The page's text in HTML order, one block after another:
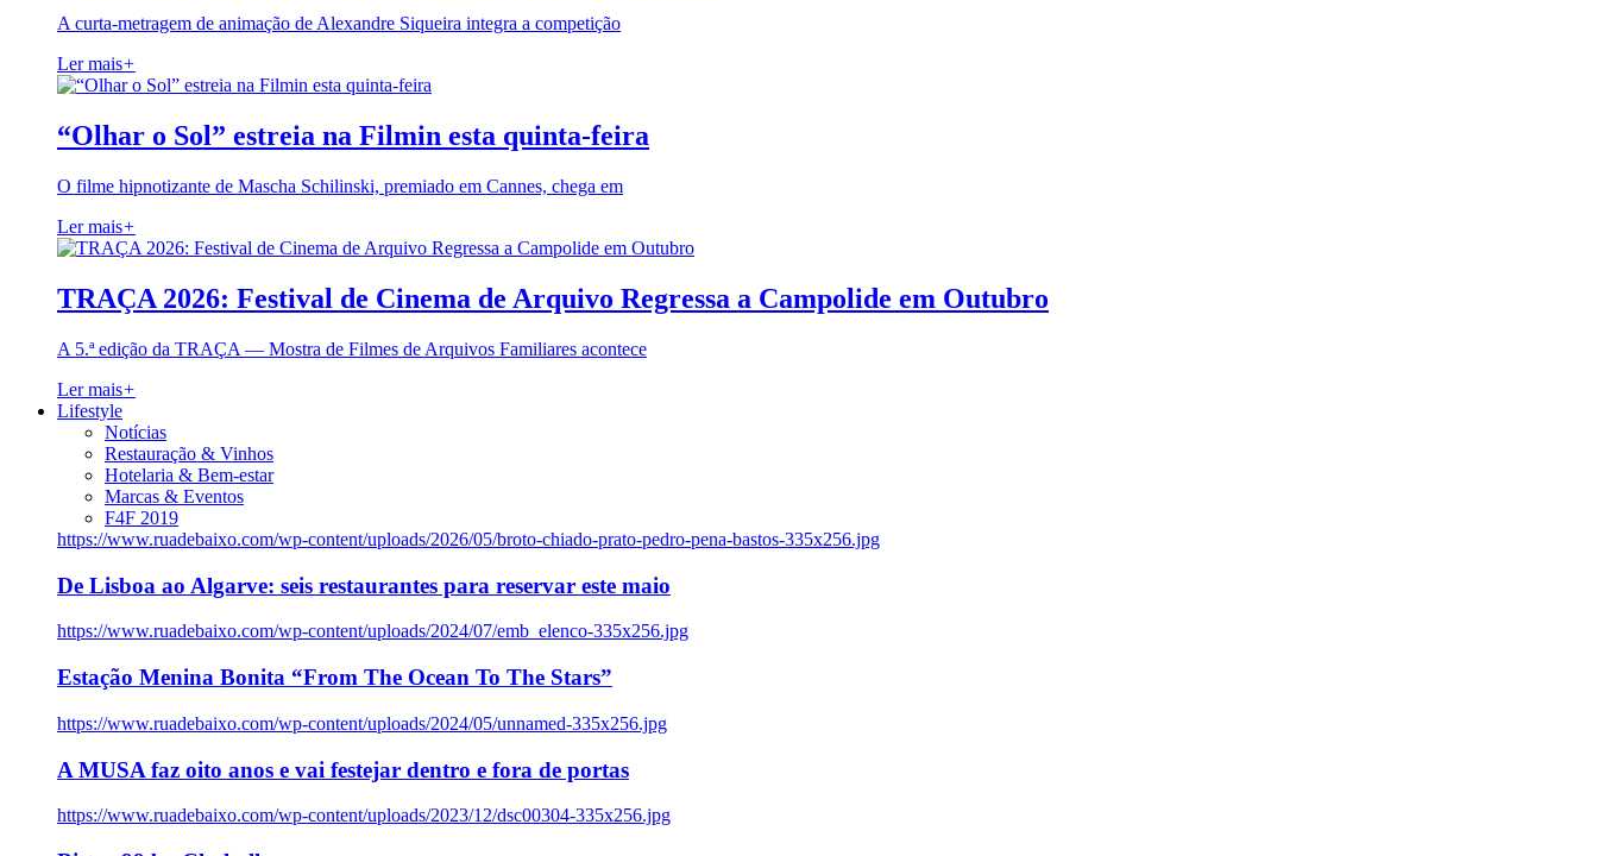
A curta-metragem de animação de Alexandre Siqueira integra a competição
Ler mais+
“Olhar o Sol” estreia na Filmin esta quinta-feira
O filme hipnotizante de Mascha Schilinski, premiado em Cannes, chega em
Ler mais+
TRAÇA 2026: Festival de Cinema de Arquivo Regressa a Campolide em Outubro
A 5.ª edição da TRAÇA — Mostra de Filmes de Arquivos Familiares acontece
Ler mais+
Lifestyle
Notícias
Restauração & Vinhos
Hotelaria & Bem-estar
Marcas & Eventos
F4F 2019
https://www.ruadebaixo.com/wp-content/uploads/2026/05/broto-chiado-prato-pedro-pena-bastos-335x256.jpg
De Lisboa ao Algarve: seis restaurantes para reservar este maio
https://www.ruadebaixo.com/wp-content/uploads/2024/07/emb_elenco-335x256.jpg
Estação Menina Bonita “From The Ocean To The Stars”
https://www.ruadebaixo.com/wp-content/uploads/2024/05/unnamed-335x256.jpg
A MUSA faz oito anos e vai festejar dentro e fora de portas
https://www.ruadebaixo.com/wp-content/uploads/2023/12/dsc00304-335x256.jpg